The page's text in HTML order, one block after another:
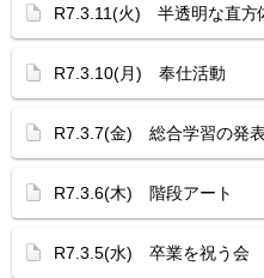
R7.3.11(火) 半透明な直方
R7.3.10(月) 奉仕活動
R7.3.7(金) 総合学習の発
R7.3.6(木) 階段アート
R7.3.5(水) 卒業を祝う会